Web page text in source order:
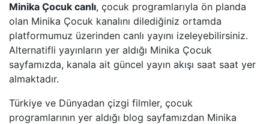
BEYAZ TV
SHOW TV
A2 TV
TEVE2
Minika Çocuk canlı, çocuk programlarıyla ön planda
olan Minika Çocuk kanalını dilediğiniz ortamda
platformumuz üzerinden canlı yayını izeleyebilirsiniz.
Alternatifli yayınların yer aldığı Minika Çocuk
sayfamızda, kanala ait güncel yayın akışı saat saat yer
almaktadır.
Türkiye ve Dünyadan çizgi filmler, çocuk
programlarının yer aldığı blog sayfamızdan Minika